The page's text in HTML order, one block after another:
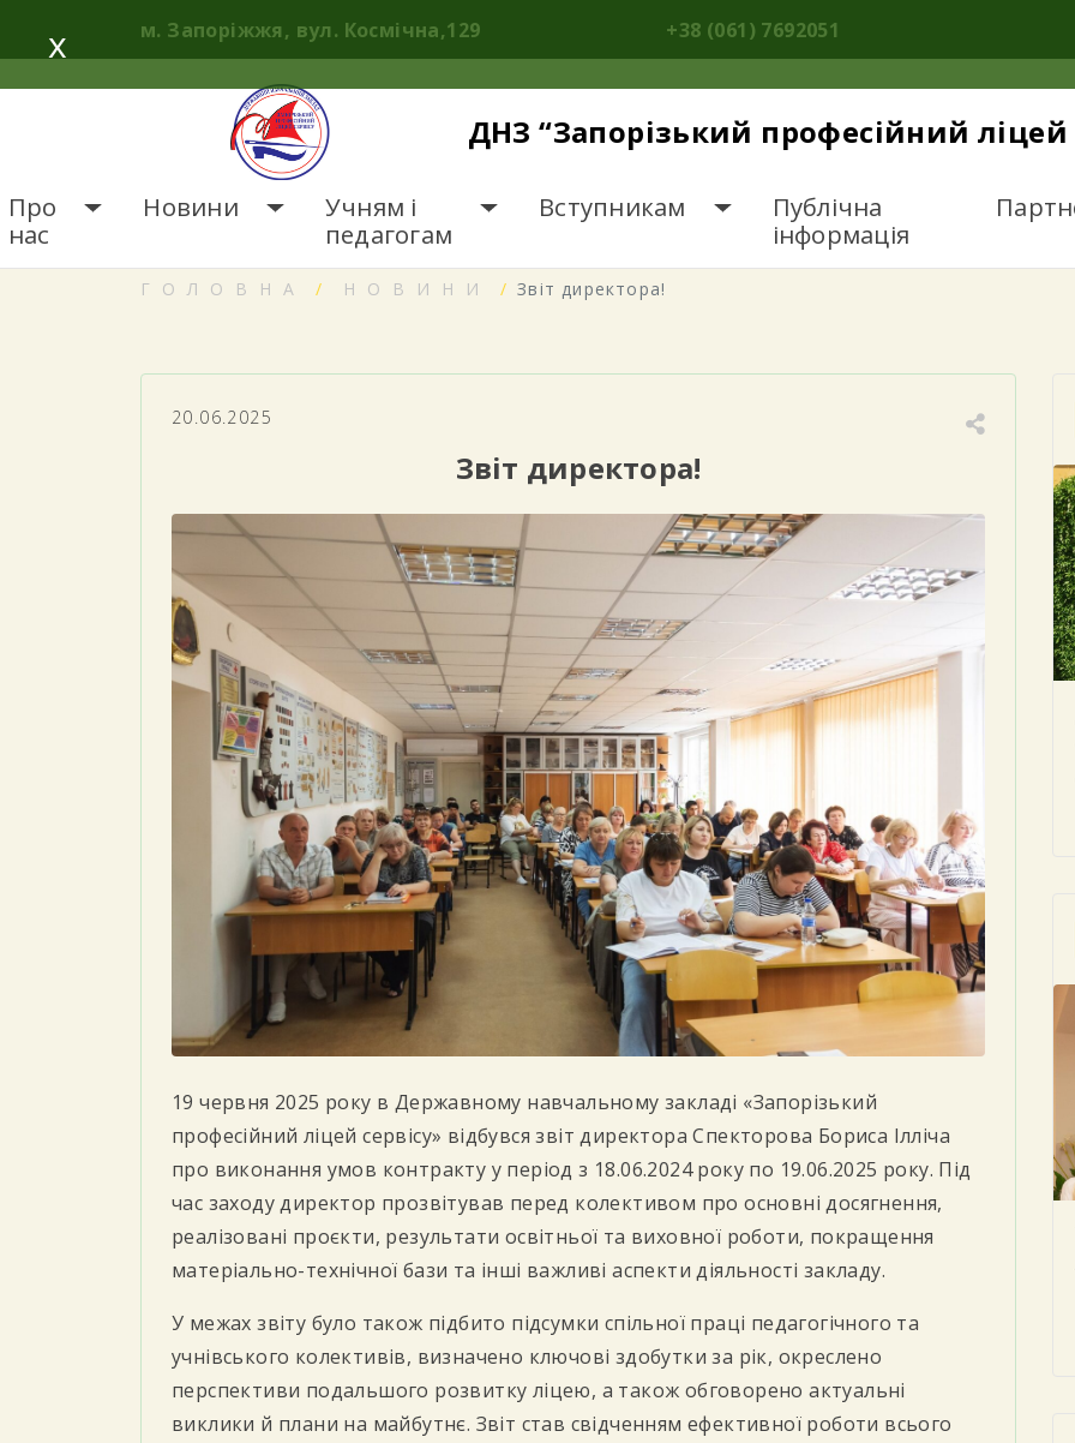
content
м. Запоріжжя, вул. Космічна,129 +38 (061) 7692051
ДНЗ “Запорізький професійний ліцей
Про
нас
Новини
Учням і
педагогам
Вступникам
Публічна
інформація
ГОЛОВНА НОВИНИ Звіт директора!
20.06.2025
Звіт директора!
19 червня 2025 року в Державному навчальному закладі «Запорізький
професійний ліцей сервісу» відбувся звіт директора Спекторова Бориса Ілліча
про виконання умов контракту у період з 18.06.2024 року по 19.06.2025 року. Під
час заходу директор прозвітував перед колективом про основні досягнення,
реалізовані проєкти, результати освітньої та виховної роботи, покращення
матеріально-технічної бази та інші важливі аспекти діяльності закладу.
У межах звіту було також підбито підсумки спільної праці педагогічного та
учнівського колективів, визначено ключові здобутки за рік, окреслено
перспективи подальшого розвитку ліцею, а також обговорено актуальні
виклики й плани на майбутнє. Звіт став свідченням ефективної роботи всього
x